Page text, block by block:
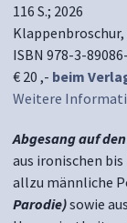
116 S.; 2026
ISBN 978-3-
€ 20 ,- beim
Weitere
Abgesang auf
aus ironischen
allzu männliche
Parodie)sowie